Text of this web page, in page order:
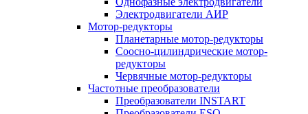
Электродвигатели АИР
Мотор-редукторы
Планетарные мотор-редукторы
Соосно-цилиндрические мотор-
редукторы
Червячные мотор-редукторы
Частотные преобразователи
Преобразователи INSTART